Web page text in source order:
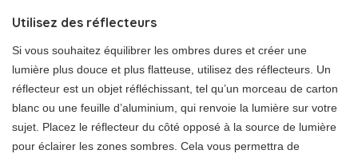
Utilisez des réflecteurs
Si vous souhaitez équilibrer les ombres dures et créer une
lumière plus douce et plus flatteuse, utilisez des réflecteurs. Un
réflecteur est un objet réfléchissant, tel qu’un morceau de carton
blanc ou une feuille d’aluminium, qui renvoie la lumière sur votre
sujet. Placez le réflecteur du côté opposé à la source de lumière
pour éclairer les zones sombres. Cela vous permettra de